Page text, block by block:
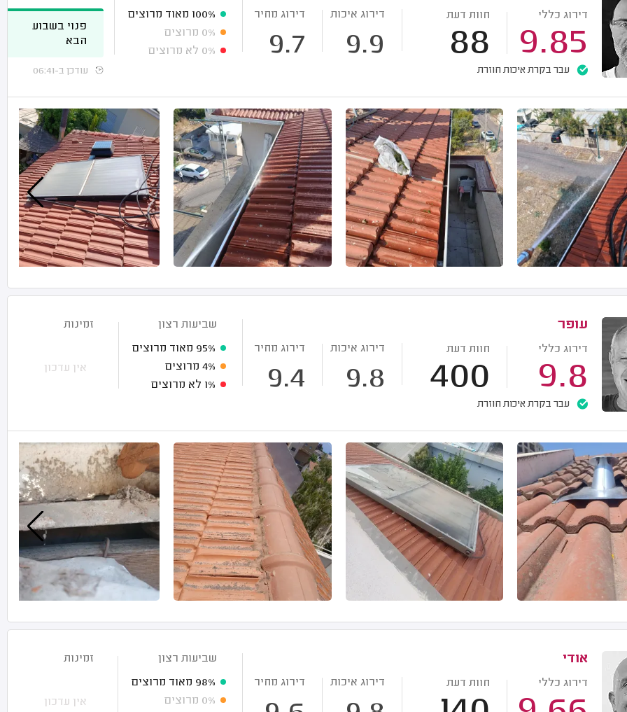
דירוג כללי
9.85
חוות דעת
88
דירוג איכות
9.9
דירוג מחיר
9.7
עבר בקרת איכות חוזרת
100% מאוד מרוצים
0% מרוצים
0% לא מרוצים
פנוי בשבוע
הבא
עודכן ב-06:41
עופר
דירוג כללי
9.8
חוות דעת
400
דירוג איכות
9.8
דירוג מחיר
9.4
עבר בקרת איכות חוזרת
שביעות רצון
95% מאוד מרוצים
4% מרוצים
1% לא מרוצים
זמינות
אין עדכון
אודי
דירוג כללי חוות דעת דירוג איכות דירוג מחיר
שביעות רצון
98% מאוד מרוצים
0% מרוצים
זמינות
אין עדכון